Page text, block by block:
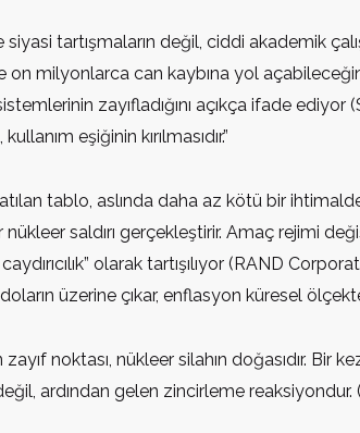
tartışmaların değil, ciddi akademik
on milyonlarca can kaybına yol
zayıfladığını açıkça ifade
eşiğinin kırılmasıdır.”
tablo, aslında daha az kötü bir
nükleer saldırı gerçekleştirir. Amaç rejimi
olarak tartışılıyor (RAND
üzerine çıkar, enflasyon küresel
noktası, nükleer silahın doğasıdır. Bir
ardından gelen zincirleme